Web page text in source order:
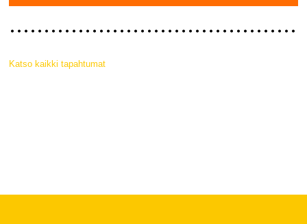
Katso kaikki tapahtumat